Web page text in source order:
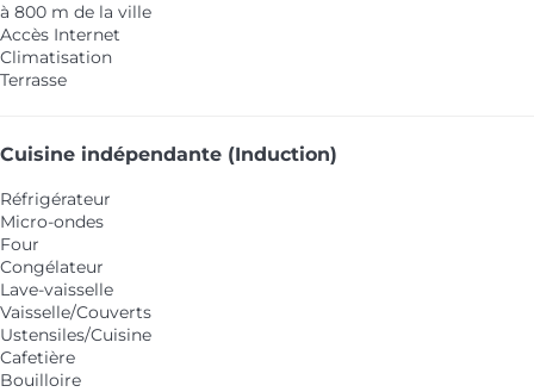
à 800 m de la ville
Accès Internet
Climatisation
Terrasse
Cuisine indépendante (Induction)
Réfrigérateur
Micro-ondes
Four
Congélateur
Lave-vaisselle
Vaisselle/Couverts
Ustensiles/Cuisine
Cafetière
Bouilloire